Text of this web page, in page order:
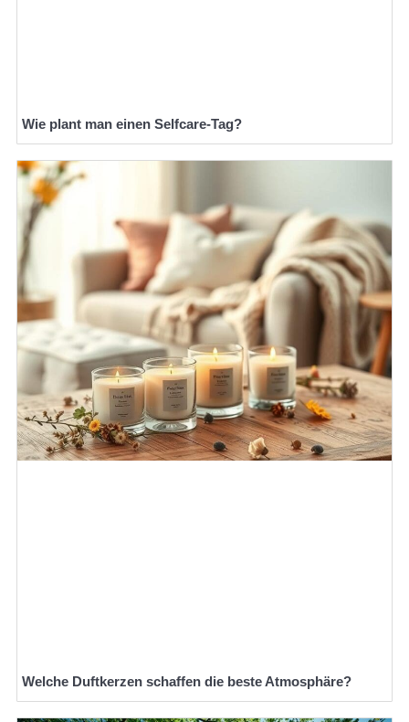
Wie plant man einen Selfcare-Tag?
Welche Duftkerzen schaffen die beste Atmosphäre?